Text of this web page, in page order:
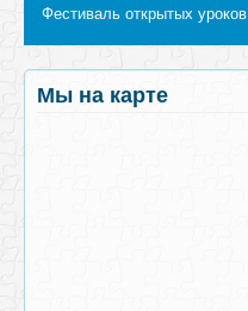
Фестиваль открытых уроков
Мы на карте